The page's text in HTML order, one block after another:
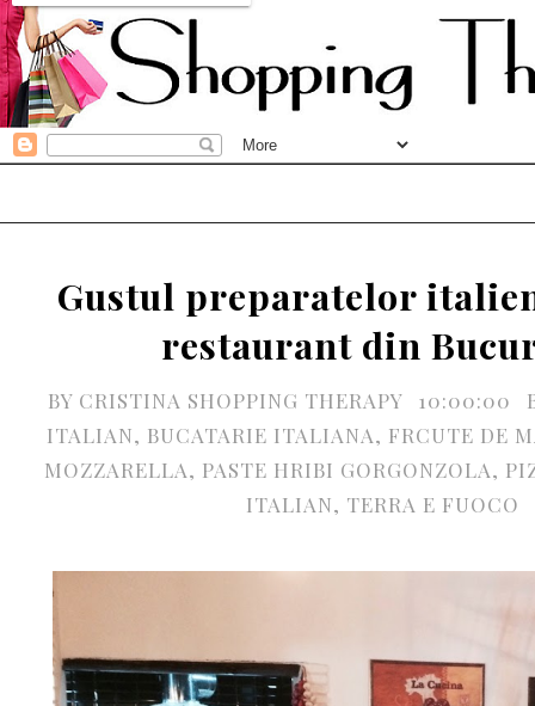
Gustul preparatelor
restaurant din
BY CRISTINA SHOPPING THERAPY 10:00:00
ITALIAN, BUCATARIE ITALIANA, FRCUTE DE
MOZZARELLA, PASTE HRIBI GORGONZOLA,
ITALIAN, TERRA E FUOCO